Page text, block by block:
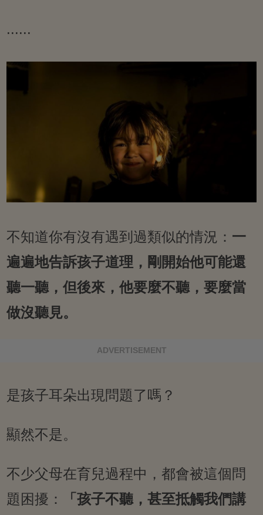
......
不知道你有沒有遇到過類似的情況： 一
遍遍地告訴孩子道理，剛開始他可能還
聽一聽，但後來，他要麼不聽，要麼當
做沒聽見。
ADVERTISEMENT
是孩子耳朵出現問題了嗎？
顯然不是。
不少父母在育兒過程中，都會被這個問
題困擾：
「孩子不聽，甚至抵觸我們講